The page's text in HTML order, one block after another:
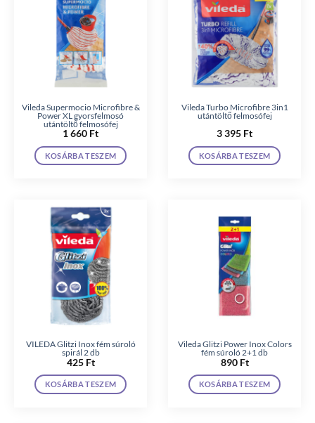
Vileda Supermocio Microfibre &
Power XL gyorsfelmosó
utántöltő felmosófej
1 660 Ft
KOSÁRBA TESZEM
Vileda Turbo Microfibre 3in1
utántöltő felmosófej
3 395 Ft
KOSÁRBA TESZEM
VILEDA Glitzi Inox fém súroló
spirál 2 db
425 Ft
KOSÁRBA TESZEM
Vileda Glitzi Power Inox Colors
fém súroló 2+1 db
890 Ft
KOSÁRBA TESZEM